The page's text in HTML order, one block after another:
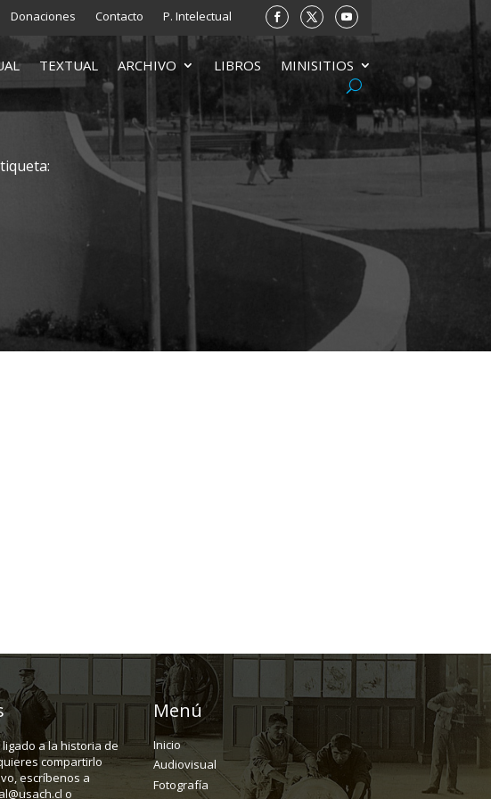
Donaciones Contacto P. Intelectual
TEXTUAL ARCHIVO LIBROS MINISITIOS
a la historia de
compartirlo
escríbenos a
o
Menú
Inicio
Audiovisual
Fotografía